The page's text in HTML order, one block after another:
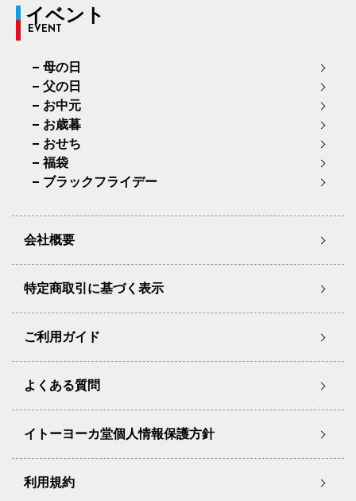
イベント
EVENT
母の日
父の日
お中元
お歳暮
おせち
福袋
ブラックフライデー
会社概要
特定商取引に基づく表示
ご利用ガイド
よくある質問
イトーヨーカ堂個人情報保護方針
利用規約